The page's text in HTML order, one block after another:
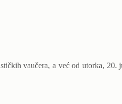
vaučera, a već od utorka, 20.